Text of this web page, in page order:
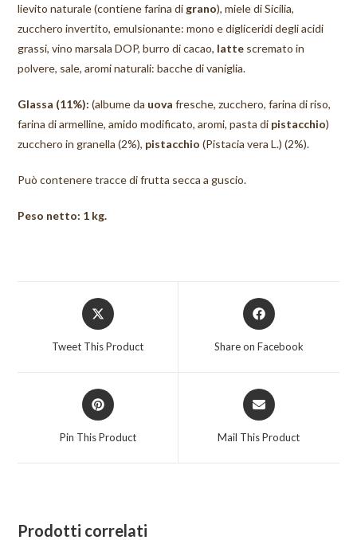
lievito naturale (contiene farina di grano), miele di Sicilia,
zucchero invertito, emulsionante: mono e digliceridi degli acidi
grassi, vino marsala DOP, burro di cacao, latte scremato in
polvere, sale, aromi naturali: bacche di vaniglia.
Glassa (11%):(albume da uova fresche, zucchero, farina di riso,
farina di armelline, amido modificato, aromi, pasta di pistacchio)
zucchero in granella (2%), pistacchio (Pistacia vera L.) (2%).
Può contenere tracce di frutta secca a guscio.
Peso netto: 1 kg.
Opens
in
Tweet This Product
Opens
in
Share on Facebook
Opens
in
Pin This Product
Opens
in
Mail This Product
Prodotti correlati